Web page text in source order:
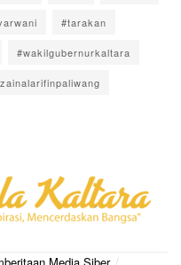
#tarakan
#wakilgubernurkaltara